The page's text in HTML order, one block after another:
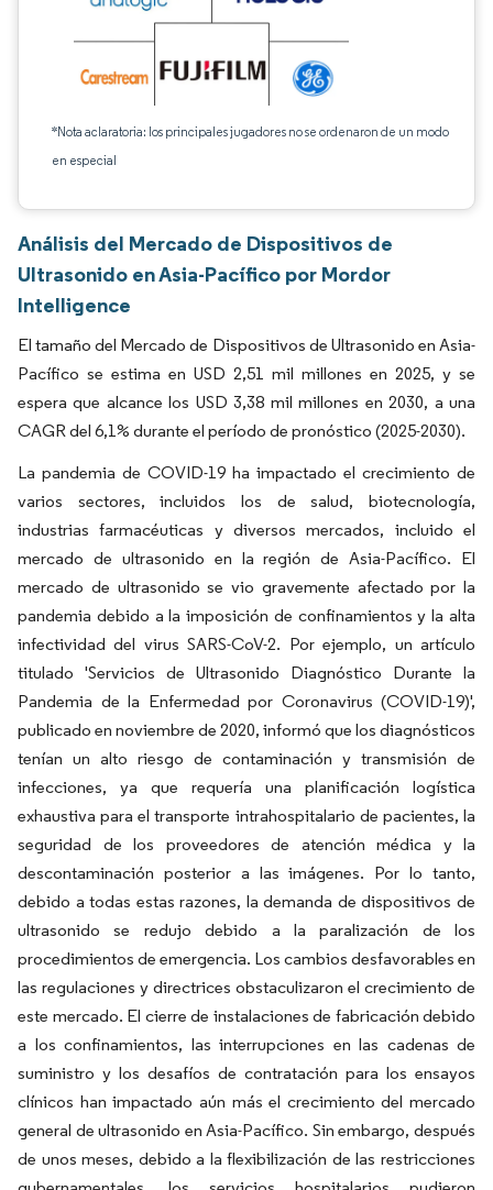
*Nota aclaratoria: los principales jugadores no se ordenaron de un modo
en especial
Análisis del Mercado de Dispositivos de
Ultrasonido en Asia-Pacífico por Mordor
Intelligence
El tamaño del Mercado de Dispositivos de Ultrasonido en Asia-
Pacífico se estima en USD 2,51 mil millones en 2025, y se
espera que alcance los USD 3,38 mil millones en 2030, a una
CAGR del 6,1% durante el período de pronóstico (2025-2030).
La pandemia de COVID-19 ha impactado el crecimiento de
varios sectores, incluidos los de salud, biotecnología,
industrias farmacéuticas y diversos mercados, incluido el
mercado de ultrasonido en la región de Asia-Pacífico. El
mercado de ultrasonido se vio gravemente afectado por la
pandemia debido a la imposición de confinamientos y la alta
infectividad del virus SARS-CoV-2. Por ejemplo, un artículo
titulado 'Servicios de Ultrasonido Diagnóstico Durante la
Pandemia de la Enfermedad por Coronavirus (COVID-19)',
publicado en noviembre de 2020, informó que los diagnósticos
tenían un alto riesgo de contaminación y transmisión de
infecciones, ya que requería una planificación logística
exhaustiva para el transporte intrahospitalario de pacientes, la
seguridad de los proveedores de atención médica y la
descontaminación posterior a las imágenes. Por lo tanto,
debido a todas estas razones, la demanda de dispositivos de
ultrasonido se redujo debido a la paralización de los
procedimientos de emergencia. Los cambios desfavorables en
las regulaciones y directrices obstaculizaron el crecimiento de
este mercado. El cierre de instalaciones de fabricación debido
a los confinamientos, las interrupciones en las cadenas de
suministro y los desafíos de contratación para los ensayos
clínicos han impactado aún más el crecimiento del mercado
general de ultrasonido en Asia-Pacífico. Sin embargo, después
de unos meses, debido a la flexibilización de las restricciones